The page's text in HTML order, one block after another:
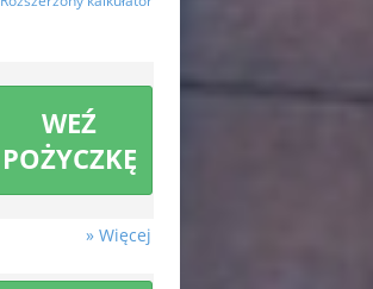
WEŹ
POŻYCZKĘ
» Więcej